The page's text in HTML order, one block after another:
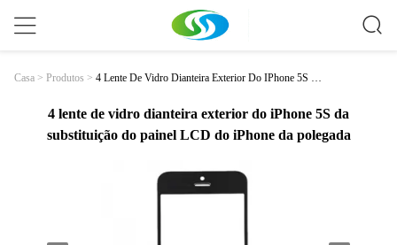
Casa > Produtos > 4 Lente De Vidro Dianteira Exterior Do IPhone 5S D
4 lente de vidro dianteira exterior do iPhone 5S da
substituição do painel LCD do iPhone da polegada